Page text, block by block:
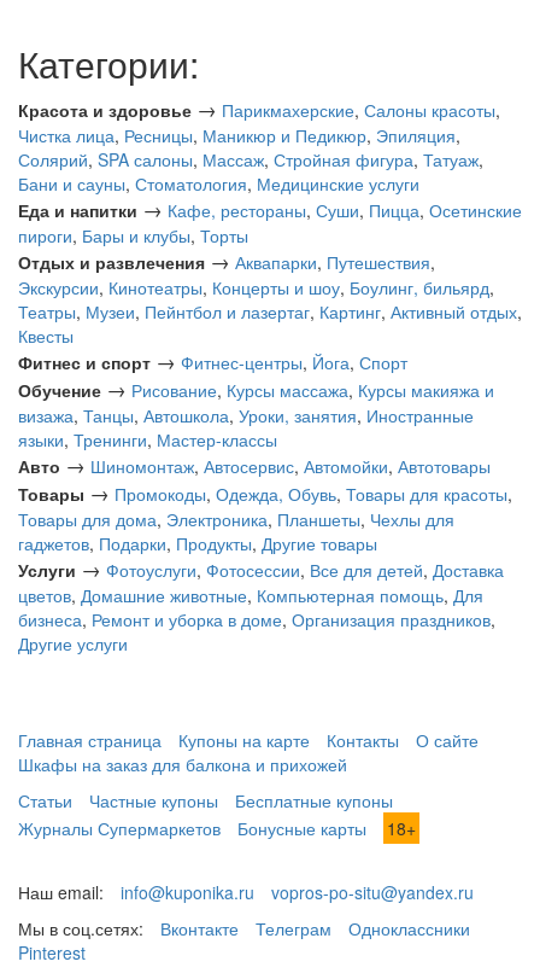
Категории:
Красота и здоровье → Парикмахерские, Салоны красоты,
Чистка лица, Ресницы, Маникюр и Педикюр, Эпиляция,
Солярий, SPA салоны, Массаж, Стройная фигура, Татуаж,
Бани и сауны, Стоматология, Медицинские услуги
Еда и напитки → Кафе, рестораны, Суши, Пицца, Осетинские
пироги, Бары и клубы, Торты
Отдых и развлечения → Аквапарки, Путешествия,
Экскурсии, Кинотеатры, Концерты и шоу, Боулинг, бильярд,
Театры, Музеи, Пейнтбол и лазертаг, Картинг, Активный отдых,
Квесты
Фитнес и спорт → Фитнес-центры, Йога, Спорт
Обучение → Рисование, Курсы массажа, Курсы макияжа и
визажа, Танцы, Автошкола, Уроки, занятия, Иностранные
языки, Тренинги, Мастер-классы
Авто → Шиномонтаж, Автосервис, Автомойки, Автотовары
Товары → Промокоды, Одежда, Обувь, Товары для красоты,
Товары для дома, Электроника, Планшеты, Чехлы для
гаджетов, Подарки, Продукты, Другие товары
Услуги → Фотоуслуги, Фотосессии, Все для детей, Доставка
цветов, Домашние животные, Компьютерная помощь, Для
бизнеса, Ремонт и уборка в доме, Организация праздников,
Другие услуги
Главная страница Купоны на карте Контакты
О сайте
Шкафы на заказ для балкона и прихожей
Статьи
Частные купоны
Бесплатные купоны
Журналы Супермаркетов
Бонусные карты 18+
Наш email: info@kuponika.ru
vopros-po-situ@yandex.ru
Мы в соц.сетях:
Вконтакте Телеграм
Одноклассники
Pinterest